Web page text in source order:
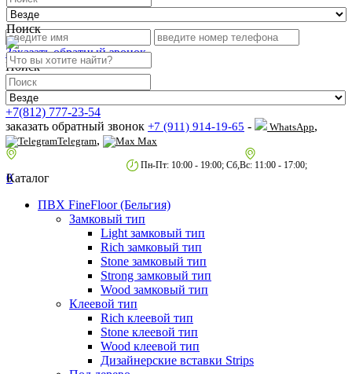
Поиск
Заказать обратный звонок
Поиск
+7(812) 777-23-54
заказать обратный звонок +7 (911) 914-19-65 - WhatsApp,
Telegram, Max
Пн-Пт: 10:00 - 19:00; Сб,Вс: 11:00 - 17:00;
0
Каталог
ПВХ FineFloor (Бельгия)
Замковый тип
Light замковый тип
Rich замковый тип
Stone замковый тип
Strong замковый тип
Wood замковый тип
Клеевой тип
Rich клеевой тип
Stone клеевой тип
Wood клеевой тип
Дизайнерские вставки Strips